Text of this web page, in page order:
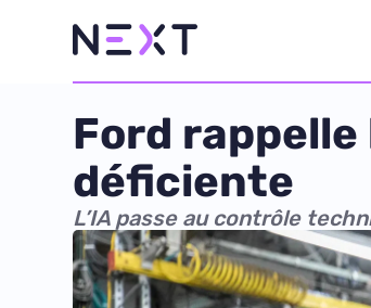
Ford
déficiente
L’IA passe au contrôle